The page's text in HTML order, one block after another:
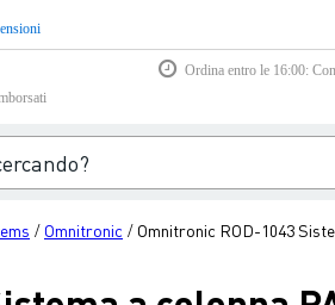
Ordina entro le 16:00:
/ Omnitronic / Omnitronic ROD-1043